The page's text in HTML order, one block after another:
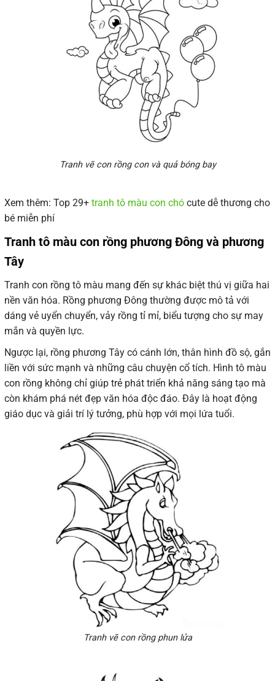
Tranh vẽ con rồng con và quả bóng bay
Xem thêm: Top 29+ tranh tô màu con chó cute dễ thương cho
bé miễn phí
Tranh tô màu con rồng phương Đông và phương
Tây
Tranh con rồng tô màu mang đến sự khác biệt thú vị giữa hai
nền văn hóa. Rồng phương Đông thường được mô tả với
dáng vẻ uyển chuyển, vảy rồng tỉ mỉ, biểu tượng cho sự may
mắn và quyền lực.
Ngược lại, rồng phương Tây có cánh lớn, thân hình đồ sộ, gắn
liền với sức mạnh và những câu chuyện cổ tích. Hình tô màu
con rồng không chỉ giúp trẻ phát triển khả năng sáng tạo mà
còn khám phá nét đẹp văn hóa độc đáo. Đây là hoạt động
giáo dục và giải trí lý tưởng, phù hợp với mọi lứa tuổi.
Tranh vẽ con rồng phun lửa